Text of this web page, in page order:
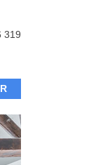
319